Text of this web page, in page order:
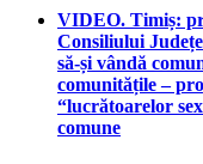
VIDEO. Timiș:
Consiliului
să-și vândă
comunitățile –
“lucrătoarelor
comune